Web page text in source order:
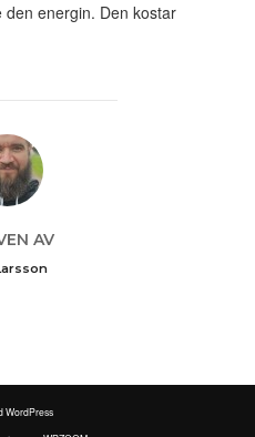
energin. Den kostar
AV
WordPress